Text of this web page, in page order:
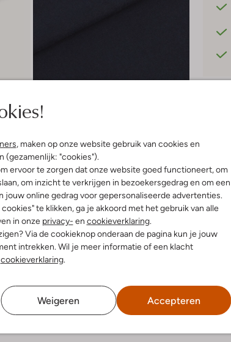
, maken op onze website gebruik van cookies en
(gezamenlijk: "cookies").
ervoor te zorgen dat onze website goed functioneert, om
om inzicht te verkrijgen in bezoekersgedrag en om een
jouw online gedrag voor gepersonaliseerde advertenties.
te klikken, ga je akkoord met het gebruik van alle
in onze privacy- en cookieverklaring.
Via de cookieknop onderaan de pagina kun je jouw
intrekken. Wil je meer informatie of een klacht
cookieverklaring.
Weigeren Accepteren
& retourneren
Wasvoorschriften
Beperkt wassen op 30 °C
Niet chemisch reinigen